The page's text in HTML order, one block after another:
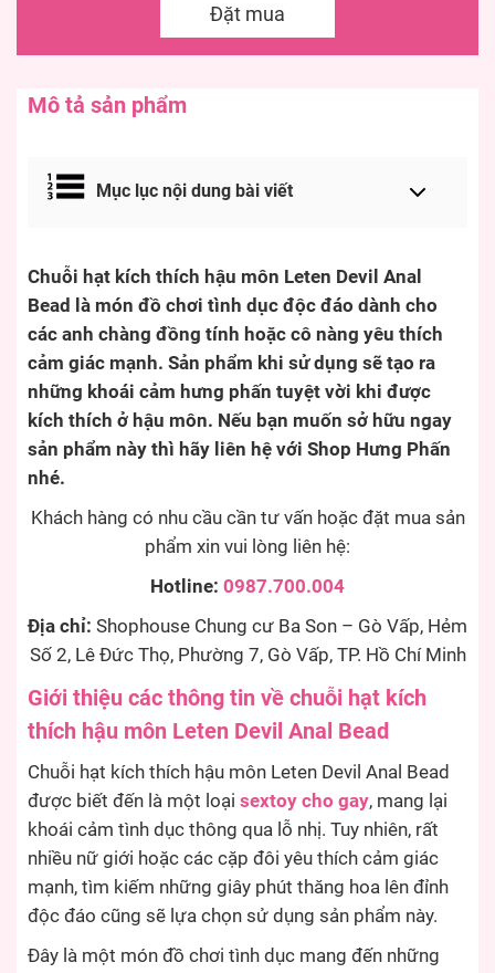
Đặt mua
Mô tả sản phẩm
Mục lục nội dung bài viết
Chuỗi hạt kích thích hậu môn Leten Devil Anal
Bead là món đồ chơi tình dục độc đáo dành cho
các anh chàng đồng tính hoặc cô nàng yêu thích
cảm giác mạnh. Sản phẩm khi sử dụng sẽ tạo ra
những khoái cảm hưng phấn tuyệt vời khi được
kích thích ở hậu môn. Nếu bạn muốn sở hữu ngay
sản phẩm này thì hãy liên hệ với Shop Hưng Phấn
nhé.
Khách hàng có nhu cầu cần tư vấn hoặc đặt mua sản
phẩm xin vui lòng liên hệ:
Hotline: 0987.700.004
Địa chỉ: Shophouse Chung cư Ba Son – Gò Vấp, Hẻm
Số 2, Lê Đức Thọ, Phường 7, Gò Vấp, TP. Hồ Chí Minh
Giới thiệu các thông tin về chuỗi hạt kích
thích hậu môn Leten Devil Anal Bead
Chuỗi hạt kích thích hậu môn Leten Devil Anal Bead
được biết đến là một loại sextoy cho gay, mang lại
khoái cảm tình dục thông qua lỗ nhị. Tuy nhiên, rất
nhiều nữ giới hoặc các cặp đôi yêu thích cảm giác
mạnh, tìm kiếm những giây phút thăng hoa lên đỉnh
độc đáo cũng sẽ lựa chọn sử dụng sản phẩm này.
Đây là một món đồ chơi tình dục mang đến những